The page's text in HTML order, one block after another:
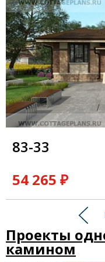
83-33
54 265 ₽
Проекты
камином